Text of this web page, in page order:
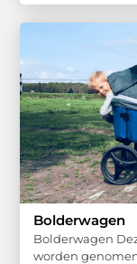
Bolderwagen
Bolderwagen
worden